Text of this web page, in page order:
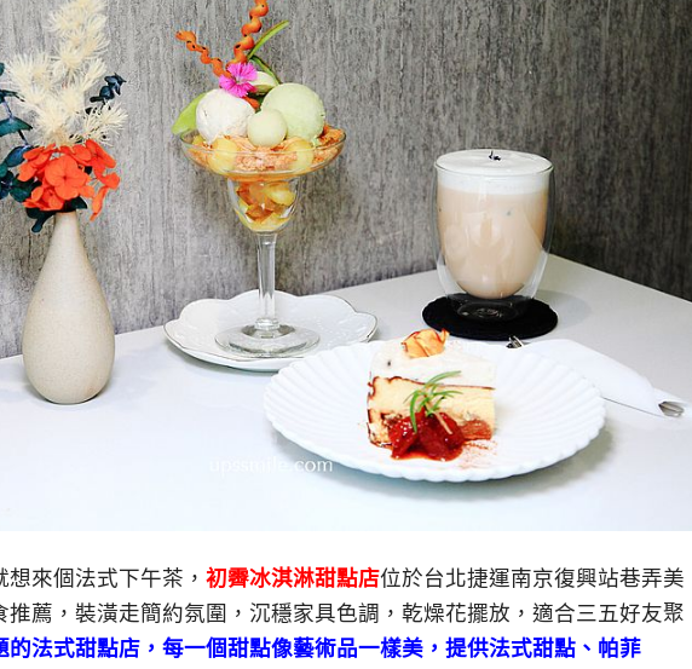
來個法式下午茶， 初霽冰淇淋甜點店位於台北捷運南京復興站巷弄美
推薦，裝潢走簡約氛圍，沉穩家具色調，乾燥花擺放，適合三五好友聚
的法式甜點店，每一個甜點像藝術品一樣美，提供法式甜點、帕菲